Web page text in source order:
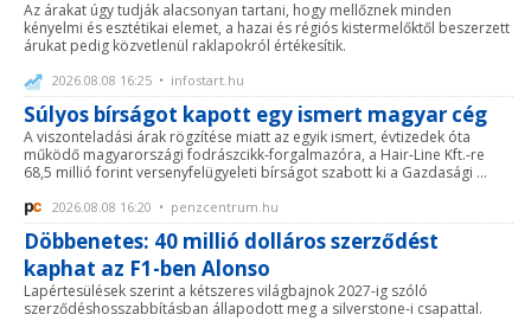
Az árakat úgy tudják alacsonyan tartani, hogy mellőznek minden
kényelmi és esztétikai elemet, a hazai és régiós kistermelőktől beszerzett
árukat pedig közvetlenül raklapokról értékesítik.
2026.08.08 16:25 • infostart.hu
Súlyos bírságot kapott egy ismert magyar cég
A viszonteladási árak rögzítése miatt az egyik ismert, évtizedek óta
működő magyarországi fodrászcikk-forgalmazóra, a Hair-Line Kft.-re
68,5 millió forint versenyfelügyeleti bírságot szabott ki a Gazdasági ...
2026.08.08 16:20 • penzcentrum.hu
Döbbenetes: 40 millió dolláros szerződést
kaphat az F1-ben Alonso
Lapértesülések szerint a kétszeres világbajnok 2027-ig szóló
szerződéshosszabbításban állapodott meg a silverstone-i csapattal.